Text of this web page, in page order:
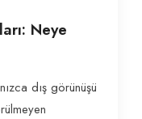
Neye
dış görünüşü